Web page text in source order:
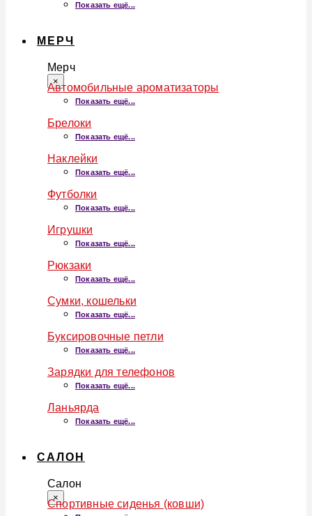
Показать ещё...
МЕРЧ
Мерч
×
Автомобильные ароматизаторы
Показать ещё...
Брелоки
Показать ещё...
Наклейки
Показать ещё...
Футболки
Показать ещё...
Игрушки
Показать ещё...
Рюкзаки
Показать ещё...
Сумки, кошельки
Показать ещё...
Буксировочные петли
Показать ещё...
Зарядки для телефонов
Показать ещё...
Ланьярда
Показать ещё...
САЛОН
Салон
×
Спортивные сиденья (ковши)